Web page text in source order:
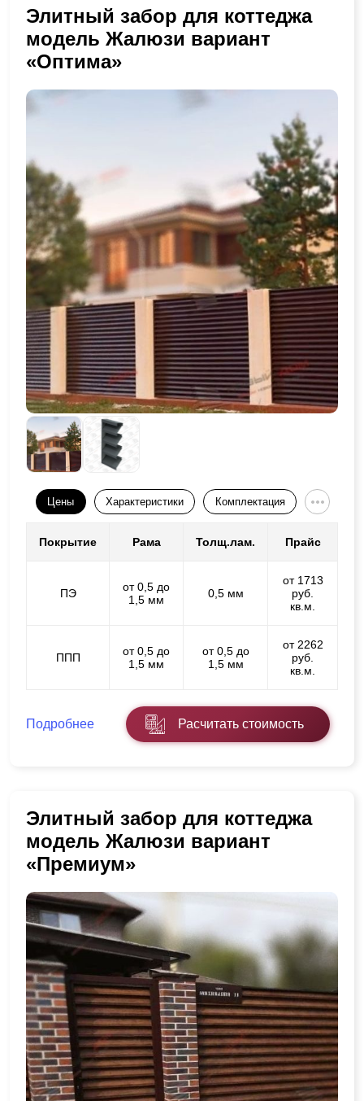
Элитный забор для коттеджа
модель Жалюзи вариант
«Оптима»
Цены Характеристики Комплектация
Покрытие Рама Толщ.лам. Прайс
ПЭ
от 0,5 до
1,5 мм
0,5 мм
от 1713
руб.
кв.м.
ППП
от 0,5 до
1,5 мм
от 0,5 до
1,5 мм
от 2262
руб.
кв.м.
Подробнее Расчитать стоимость
Элитный забор для коттеджа
модель Жалюзи вариант
«Премиум»